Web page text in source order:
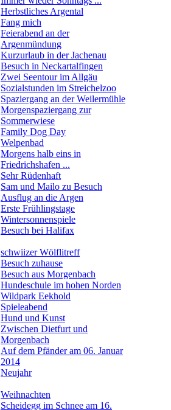
Herbstliches Argental
Fang mich
Feierabend an der
Argenmündung
Kurzurlaub in der Jachenau
Besuch in Neckartalfingen
Zwei Seentour im Allgäu
Sozialstunden im Streichelzoo
Spaziergang an der Weilermühle
Morgenspaziergang zur
Sommerwiese
Family Dog Day
Welpenbad
Morgens halb eins in
Friedrichshafen ...
Sehr Rüdenhaft
Sam und Mailo zu Besuch
Ausflug an die Argen
Erste Frühlingstage
Wintersonnenspiele
Besuch bei Halifax
schwiizer Wölflitreff
Besuch zuhause
Besuch aus Morgenbach
Hundeschule im hohen Norden
Wildpark Eekhold
Spieleabend
Hund und Kunst
Zwischen Dietfurt und
Morgenbach
Auf dem Pfänder am 06. Januar
2014
Neujahr
Weihnachten
Scheidegg im Schnee am 16.